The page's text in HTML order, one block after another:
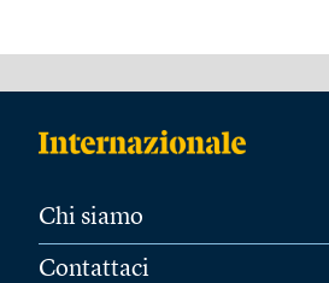
Chi siamo
Contattaci